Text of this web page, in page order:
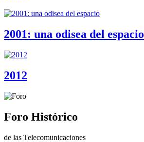
2001: una odisea del espacio
2012
Foro Histórico
de las Telecomunicaciones